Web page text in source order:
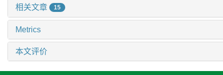
相关文章 15
Metrics
本文评价